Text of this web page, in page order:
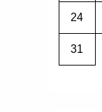
24
31